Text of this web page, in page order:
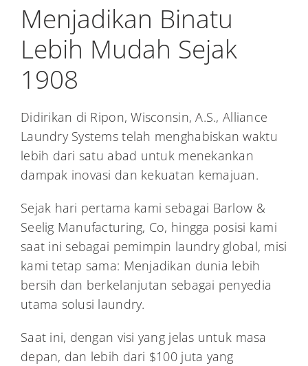
Menjadikan Binatu
Lebih Mudah Sejak
1908
Didirikan di Ripon, Wisconsin, A.S., Alliance
Laundry Systems telah menghabiskan waktu
lebih dari satu abad untuk menekankan
dampak inovasi dan kekuatan kemajuan.
Sejak hari pertama kami sebagai Barlow &
Seelig Manufacturing, Co, hingga posisi kami
saat ini sebagai pemimpin laundry global, misi
kami tetap sama: Menjadikan dunia lebih
bersih dan berkelanjutan sebagai penyedia
utama solusi laundry.
Saat ini, dengan visi yang jelas untuk masa
depan, dan lebih dari $100 juta yang